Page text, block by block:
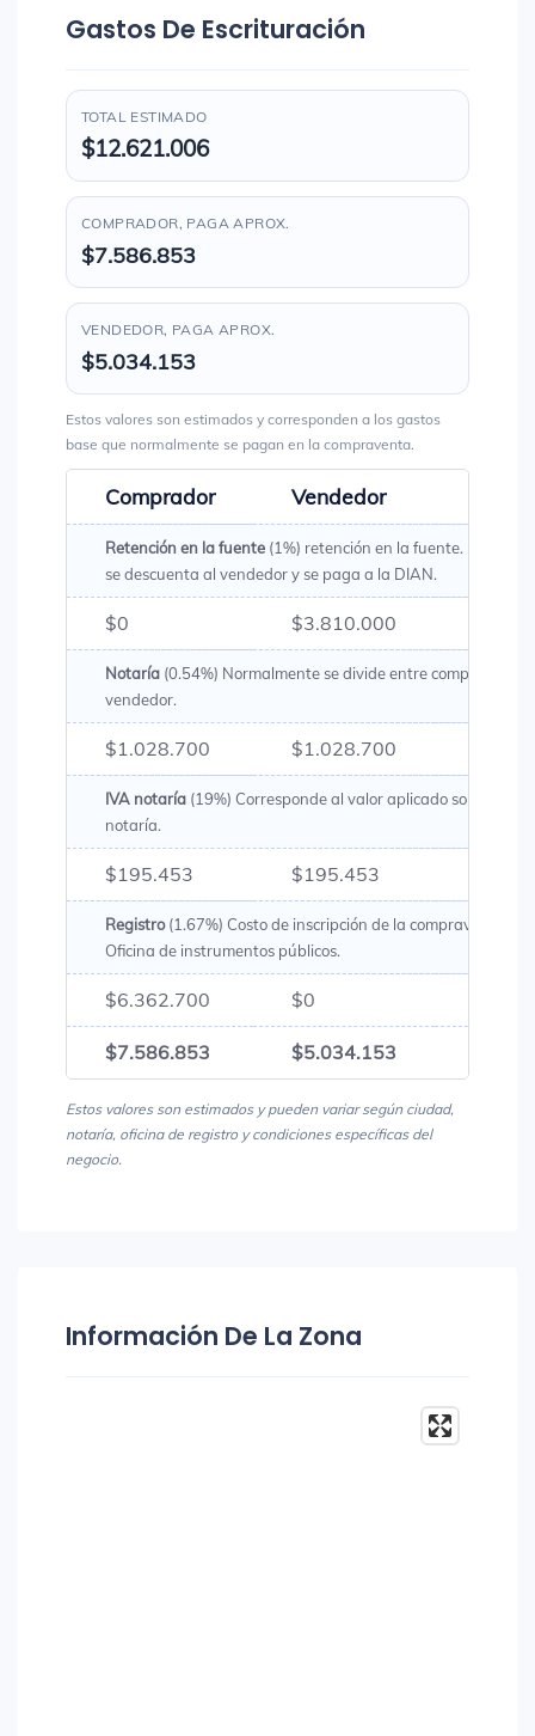
Gastos De Escrituración
TOTAL ESTIMADO
$12.621.006
COMPRADOR, PAGA APROX.
$7.586.853
VENDEDOR, PAGA APROX.
$5.034.153
Estos valores son estimados y corresponden a los gastos
base que normalmente se pagan en la compraventa.
Comprador Vendedor
Retención en la fuente (1%) retención en la fuente. Es un
se descuenta al vendedor y se paga a la DIAN.
$0 $3.810.000
Notaría (0.54%) Normalmente se divide entre comprador y
vendedor.
$1.028.700 $1.028.700
IVA notaría (19%) Corresponde al valor aplicado sobre los
notaría.
$195.453 $195.453
Registro(1.67%) Costo de inscripción de la compraventa en
Oficina de instrumentos públicos.
$6.362.700 $0
$7.586.853 $5.034.153
Estos valores son estimados y pueden variar según ciudad,
notaría, oficina de registro y condiciones específicas del
negocio.
Información De La Zona